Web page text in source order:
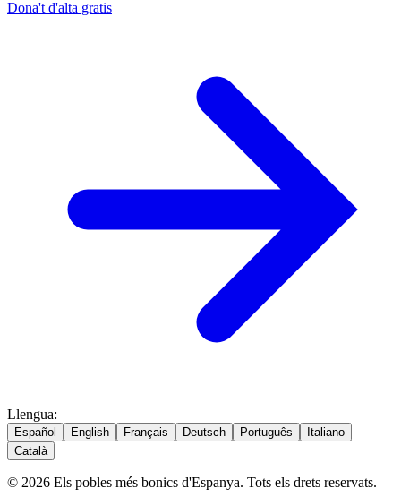
Dona't d'alta gratis
Llengua:
Español English Français Deutsch Português
Italiano
Català
© 2026 Els pobles més bonics d'Espanya. Tots els drets reservats.